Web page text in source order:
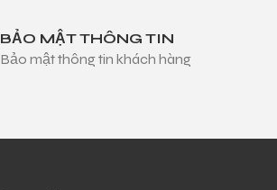
BẢO MẬT THÔNG TIN
Bảo mật thông tin khách hàng